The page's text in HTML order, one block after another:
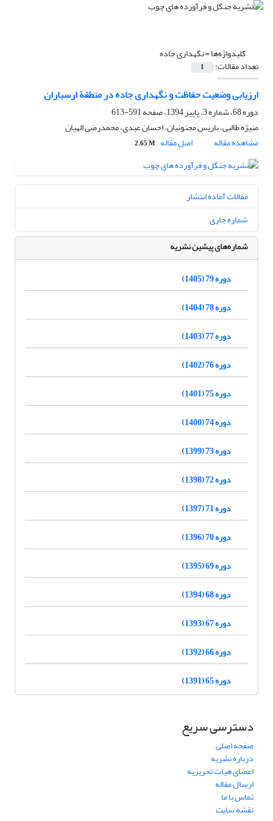
کلیدواژه‌ها =نگهداری جاده
تعداد مقالات: 1
ارزیابی وضعیت حفاظت و نگهداری جاده در منطقة ارسباران
دوره 68، شماره 3، پاییز 1394، صفحه
591-613
منیژه طالبی، باریس مجنونیان، احسان عبدی، محمدرضی الهیان
مشاهده مقاله
اصل مقاله 2.65 M
مقالات آماده انتشار
شماره جاری
شماره‌های پیشین نشریه
دوره 79 (1405)
دوره 78 (1404)
دوره 77 (1403)
دوره 76 (1402)
دوره 75 (1401)
دوره 74 (1400)
دوره 73 (1399)
دوره 72 (1398)
دوره 71 (1397)
دوره 70 (1396)
دوره 69 (1395)
دوره 68 (1394)
دوره 67 (1393)
دوره 66 (1392)
دوره 65 (1391)
دسترسی سریع
صفحه اصلی
درباره نشریه
اعضای هیات تحریریه
ارسال مقاله
تماس با ما
نقشه سایت